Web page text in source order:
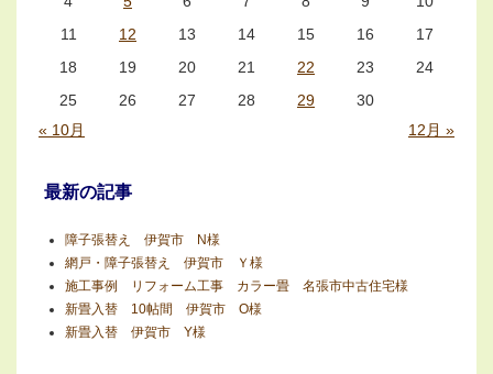
« 10月 12月 »
11
12 13 14 15 16
17
18
19 20 21 22 23
24
25
26 27 28 29 30
最新の記事
障子張替え 伊賀市 N様
網戸・障子張替え 伊賀市 Ｙ様
施工事例 リフォーム工事 カラー畳 名張市中古住宅様
新畳入替 10帖間 伊賀市 O様
新畳入替 伊賀市 Y様